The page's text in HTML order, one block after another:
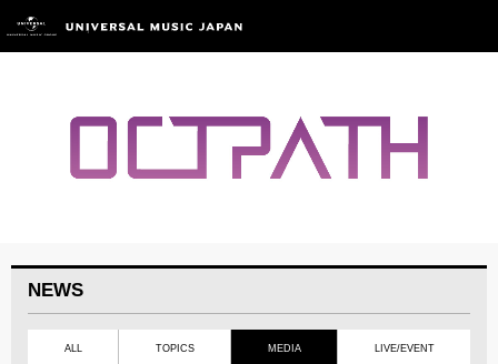
NEWS
ALL TOPICS MEDIA LIVE/EVENT